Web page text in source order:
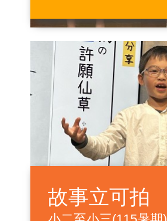
故事立可拍